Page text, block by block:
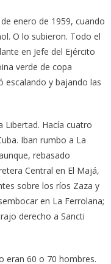
enero de 1959, cuando
O lo subieron. Todo el
en Jefe del Ejército
verde de copa
escalando y bajando las
Libertad. Hacía cuatro
Iban rumbo a La
rebasado
Central en El Majá,
sobre los ríos Zaza y
en La Ferrolana;
derecho a Sancti
eran 60 o 70 hombres.